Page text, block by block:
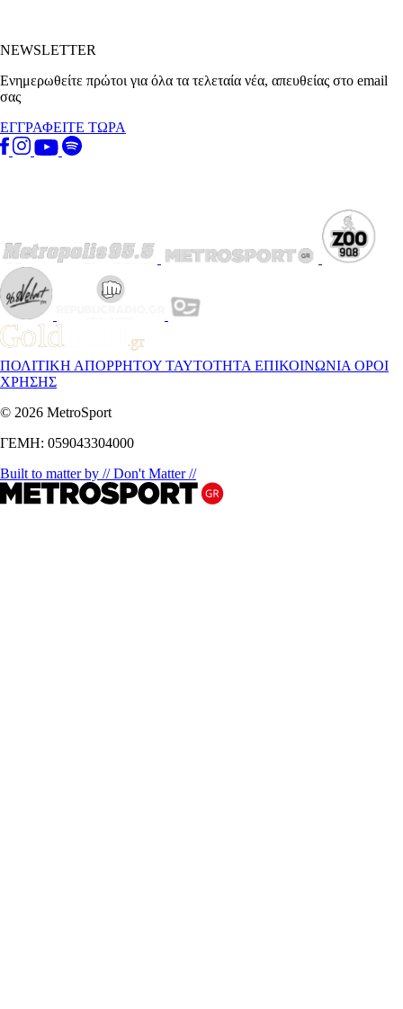
NEWSLETTER
Ενημερωθείτε πρώτοι για όλα τα τελεταία νέα, απευθείας στο email
σας
ΕΓΓΡΑΦΕΙΤΕ ΤΩΡΑ
ΠΟΛΙΤΙΚΗ ΑΠΟΡΡΗΤΟΥ ΤΑΥΤΟΤΗΤΑΕΠΙΚΟΙΝΩΝΙΑΟΡΟΙ
ΧΡΗΣΗΣ
© 2026 MetroSport
ΓΕΜΗ: 059043304000
Built to matter by // Don't Matter //